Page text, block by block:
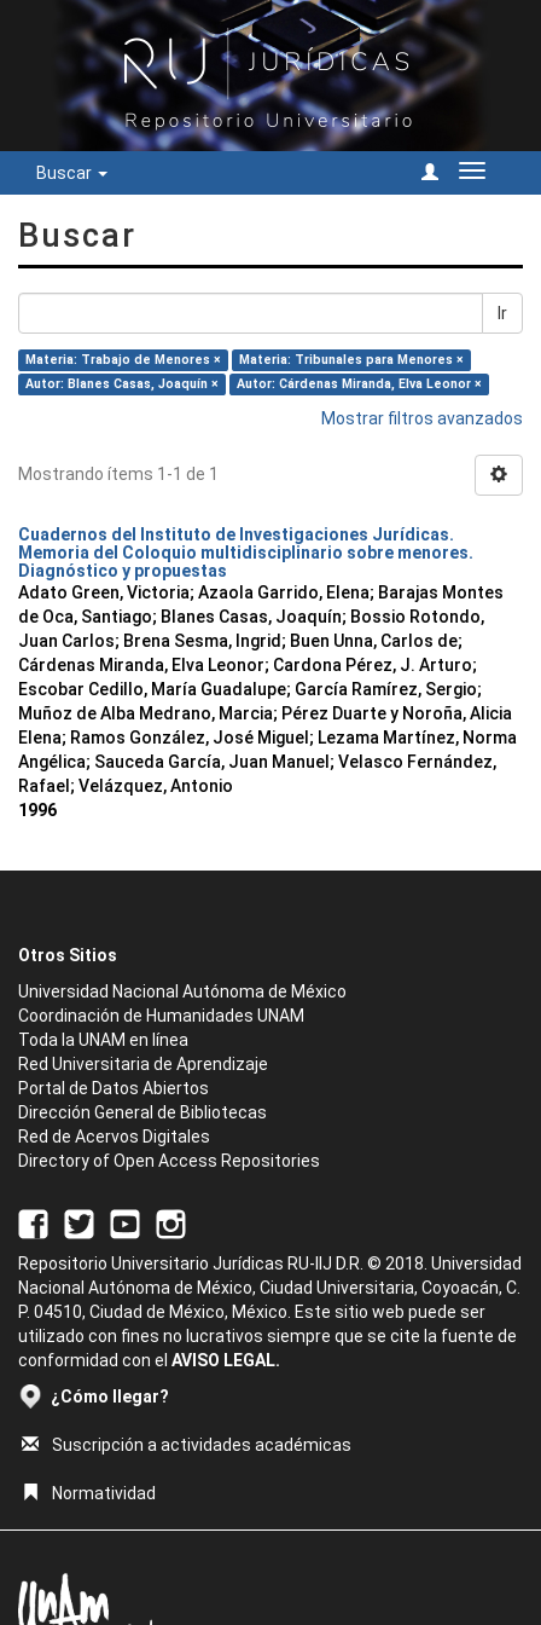
Buscar
Cambiar
Buscar
Ir
Materia: Trabajo de Menores ×
Materia: Tribunales para Menores ×
Autor: Blanes Casas, Joaquín ×
Autor: Cárdenas Miranda, Elva Leonor ×
Mostrar filtros avanzados
Mostrando ítems 1-1 de 1
Cuadernos del Instituto de Investigaciones Jurídicas.
Memoria del Coloquio multidisciplinario sobre menores.
Diagnóstico y propuestas
Adato Green, Victoria; Azaola Garrido, Elena; Barajas Montes
de Oca, Santiago; Blanes Casas, Joaquín; Bossio Rotondo,
Juan Carlos; Brena Sesma, Ingrid; Buen Unna, Carlos de;
Cárdenas Miranda, Elva Leonor; Cardona Pérez, J. Arturo;
Escobar Cedillo, María Guadalupe; García Ramírez, Sergio;
Muñoz de Alba Medrano, Marcia; Pérez Duarte y Noroña, Alicia
Elena; Ramos González, José Miguel; Lezama Martínez, Norma
Angélica; Sauceda García, Juan Manuel; Velasco Fernández,
Rafael; Velázquez, Antonio
1996
Otros Sitios
Universidad Nacional Autónoma de México
Coordinación de Humanidades UNAM
Toda la UNAM en línea
Red Universitaria de Aprendizaje
Portal de Datos Abiertos
Dirección General de Bibliotecas
Red de Acervos Digitales
Directory of Open Access Repositories
Repositorio Universitario Jurídicas RU-IIJ D.R. © 2018. Universidad
Nacional Autónoma de México, Ciudad Universitaria, Coyoacán, C.
P. 04510, Ciudad de México, México. Este sitio web puede ser
utilizado con fines no lucrativos siempre que se cite la fuente de
conformidad con el AVISO LEGAL.
¿Cómo llegar?
Suscripción a actividades académicas
Normatividad